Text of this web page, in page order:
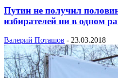
Путин не получил
избирателей ни в одном
Валерий Поташов - 23.03.2018